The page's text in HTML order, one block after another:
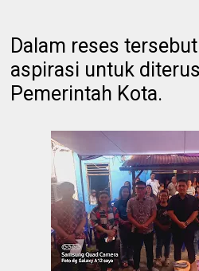
Dalam reses
aspirasi untuk
Pemerintah Kota.